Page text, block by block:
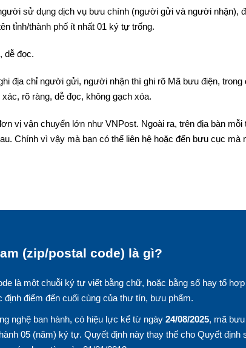
sử dụng dịch vụ bưu chính (người gửi và người nhận),
tỉnh/thành phố ít nhất 01 ký tự trống.
dễ đọc.
địa chỉ người gửi, người nhận thì ghi rõ Mã bưu điện, trong
rõ ràng, dễ đọc, không gạch xóa.
vị vận chuyển lớn như VNPost. Ngoài ra, trên địa bàn mỗi
Chính vì vậy mà bạn có thể liên hệ hoặc đến bưu cục mà
(zip/postal code) là gì?
là một chuỗi ký tự viết bằng chữ, hoặc bằng số hay tổ
điểm đến cuối cùng của thư tín, bưu phẩm.
nghệ ban hành, có hiệu lực kể từ ngày 24/08/2025, mã
05 (năm) ký tự. Quyết định này thay thế cho Quyết định